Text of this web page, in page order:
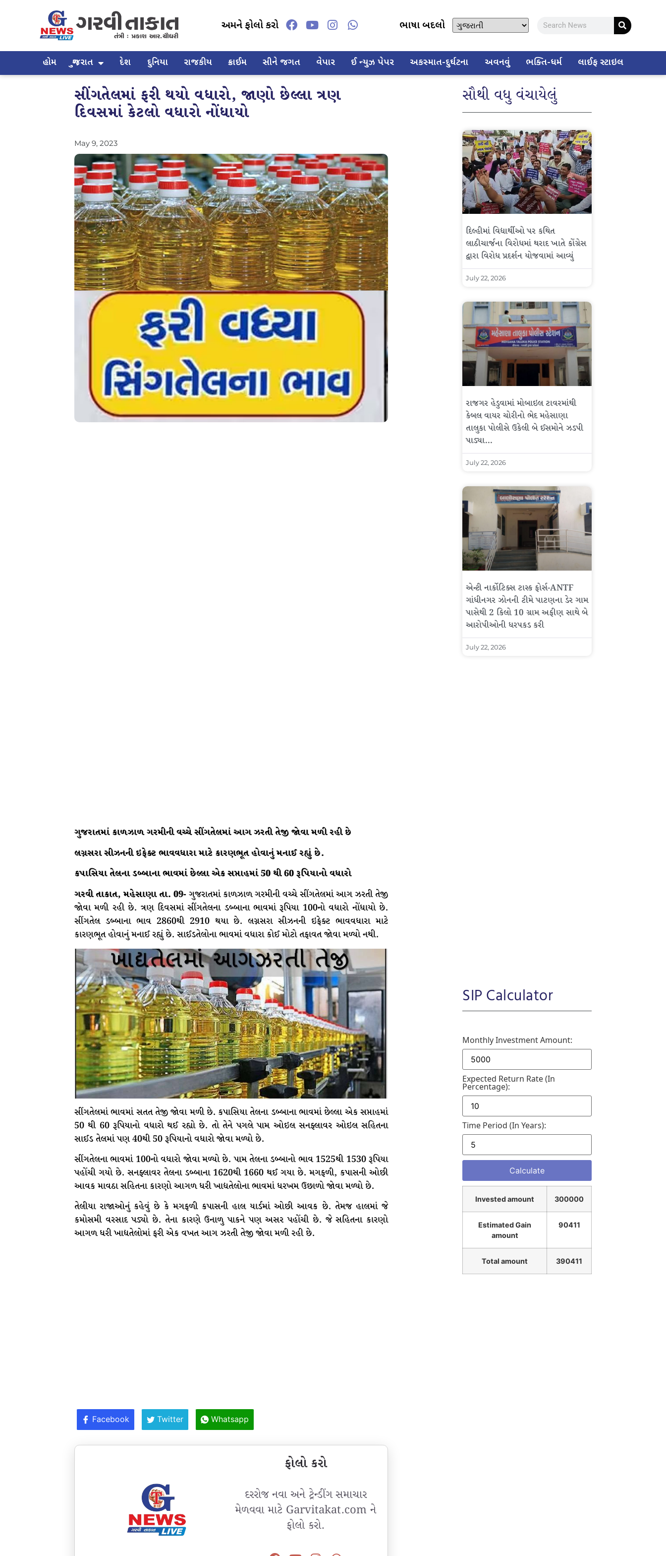
અમને ફોલો કરો ભાષા બદલો
હોમ ગુજરાત દેશ દુનિયા રાજકીય ક્રાઈમ સીને જગત વેપાર ઈ ન્યુઝ પેપર અકસ્માત-દુર્ઘટના અવનવું ભક્તિ-ધર્મ લાઈફ સ્ટાઇલ
સીંગતેલમાં ફરી થયો વધારો, જાણો છેલ્લા ત્રણ
દિવસમાં કેટલો વધારો નોંધાયો
May 9, 2023
ગુજરાતમાં કાળઝાળ ગરમીની વચ્ચે સીંગતેલમાં આગ ઝરતી તેજી જોવા મળી રહી છે
લગ્નસરા સીઝનની ઇફેક્ટ ભાવવધારા માટે કારણભૂત હોવાનું મનાઈ રહ્યું છે.
કપાસિયા તેલના ડબ્બાના ભાવમાં છેલ્લા એક સપ્તાહમાં 50 થી 60 રૂપિયાનો વધારો
ગરવી તાકાત, મહેસાણા તા. 09-ગુજરાતમાં કાળઝાળ ગરમીની વચ્ચે સીંગતેલમાં આગ ઝરતી તેજી
જોવા મળી રહી છે. ત્રણ દિવસમાં સીંગતેલના ડબ્બાના ભાવમાં રૂપિયા 100નો વધારો નોંધાયો છે.
સીંગતેલ ડબ્બાના ભાવ 2860થી 2910 થયા છે. લગ્નસરા સીઝનની ઇફેક્ટ ભાવવધારા માટે
કારણભૂત હોવાનું મનાઈ રહ્યું છે. સાઈડતેલોના ભાવમાં વધારા કોઈ મોટો તફાવત જોવા મળ્યો નથી.
સીંગતેલમાં ભાવમાં સતત તેજી જોવા મળી છે. કપાસિયા તેલના ડબ્બાના ભાવમાં છેલ્લા એક સપ્તાહમાં
50 થી 60 રૂપિયાનો વધારો થઈ રહ્યો છે. તો તેને પગલે પામ ઓઇલ સનફ્લાવર ઓઇલ સહિતના
સાઈડ તેલમાં પણ 40થી 50 રૂપિયાનો વધારો જોવા મળ્યો છે.
સીંગતેલના ભાવમાં 100નો વધારો જોવા મળ્યો છે. પામ તેલના ડબ્બાનો ભાવ 1525થી 1530 રૂપિયા
પહોંચી ગયો છે. સનફ્લાવર તેલના ડબ્બાના 1620થી 1660 થઈ ગયા છે. મગફળી, કપાસની ઓછી
આવક માવઠા સહિતના કારણો આગળ ધરી ખાદ્યતેલોના ભાવમાં ધરખમ ઉછાળો જોવા મળ્યો છે.
તેલીયા રાજાઓનું કહેવું છે કે મગફળી કપાસની હાલ યાર્ડમાં ઓછી આવક છે. તેમજ હાલમાં જે
કમોસમી વરસાદ પડ્યો છે. તેના કારણે ઉનાળુ પાકને પણ અસર પહોંચી છે. જે સહિતના કારણો
આગળ ધરી ખાદ્યતેલોમાં ફરી એક વખત આગ ઝરતી તેજી જોવા મળી રહી છે.
Facebook Twitter Whatsapp
ફોલો કરો
દરરોજ નવા અને ટ્રેન્ડીંગ સમાચાર
મેળવવા માટે Garvitakat.com ને
ફોલો કરો.
સૌથી વધુ વંચાયેલું
દિલ્હીમાં વિદ્યાર્થીઓ પર કથિત
લાઠીચાર્જના વિરોધમાં થરાદ ખાતે કોંગ્રેસ
દ્વારા વિરોધ પ્રદર્શન યોજવામાં આવ્યું
July 22, 2026
રાજગર હેડુવામાં મોબાઇલ ટાવરમાંથી
કેબલ વાયર ચોરીનો ભેદ મહેસાણા
તાલુકા પોલીસે ઉકેલી બે ઈસમોને ઝડપી
પાડ્યા…
July 22, 2026
એન્ટી નાર્કોટિક્સ ટાસ્ક ફોર્સ-ANTF
ગાંધીનગર ઝોનની ટીમે પાટણના ડેર ગામ
પાસેથી 2 કિલો 10 ગ્રામ અફીણ સાથે બે
આરોપીઓની ધરપકડ કરી
July 22, 2026
SIP Calculator
Monthly Investment Amount:
Expected Return Rate (in
Percentage):
Time Period (in Years):
Invested amount 300000
Estimated Gain
amount
90411
Total amount 390411